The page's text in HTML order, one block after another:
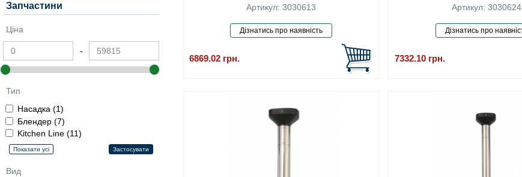
Запчастини
Ціна
-
Тип
Насадка (1)
Блендер (7)
Kitchen Line (11)
Вид
Артикул: 3030613
6869.02 грн.
Артикул: 3030624
7332.10 грн.